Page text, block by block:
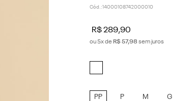
Cód. :14000108742000010
R$289,90
ou5x de R$ 57,98 sem juros
PP P M G